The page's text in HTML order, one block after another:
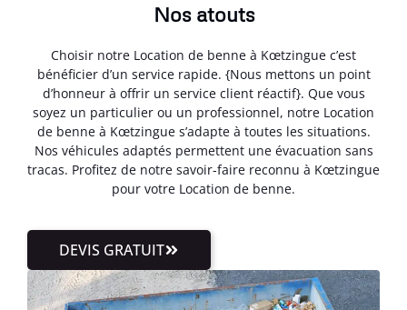
Nos atouts
Choisir notre Location de benne à Kœtzingue c’est
bénéficier d’un service rapide. {Nous mettons un point
d’honneur à offrir un service client réactif}. Que vous
soyez un particulier ou un professionnel, notre Location
de benne à Kœtzingue s’adapte à toutes les situations.
Nos véhicules adaptés permettent une évacuation sans
tracas. Profitez de notre savoir-faire reconnu à Kœtzingue
pour votre Location de benne.
DEVIS GRATUIT